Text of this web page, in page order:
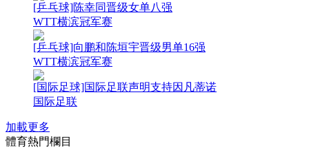
[乒乓球]陈幸同晋级女单八强
WTT横滨冠军赛
[乒乓球]向鹏和陈垣宇晋级男单16强
WTT横滨冠军赛
[国际足球]国际足联声明支持因凡蒂诺
国际足联
加載更多
體育熱門欄目